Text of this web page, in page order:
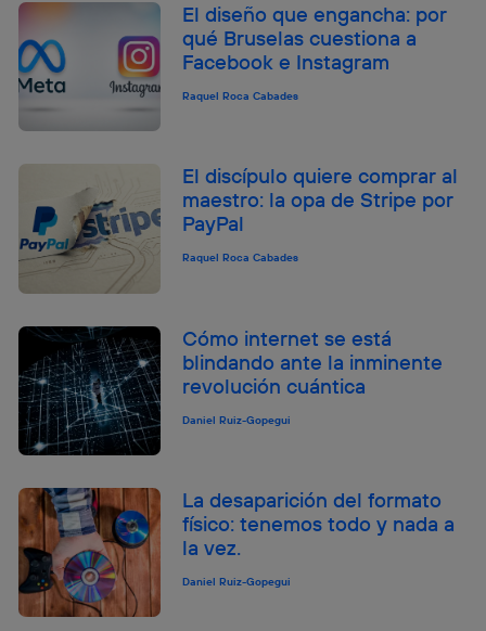
El diseño que engancha: por
qué Bruselas cuestiona a
Facebook e Instagram
Raquel Roca Cabades
El discípulo quiere comprar al
maestro: la opa de Stripe por
PayPal
Raquel Roca Cabades
Cómo internet se está
blindando ante la inminente
revolución cuántica
Daniel Ruiz-Gopegui
La desaparición del formato
físico: tenemos todo y nada a
la vez.
Daniel Ruiz-Gopegui